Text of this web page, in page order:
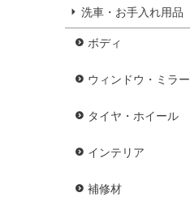
洗車・お手入れ用品
ボディ
ウィンドウ・ミラー
タイヤ・ホイール
インテリア
補修材